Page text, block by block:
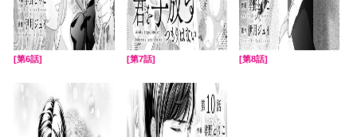
[第6話] [第7話] [第8話]